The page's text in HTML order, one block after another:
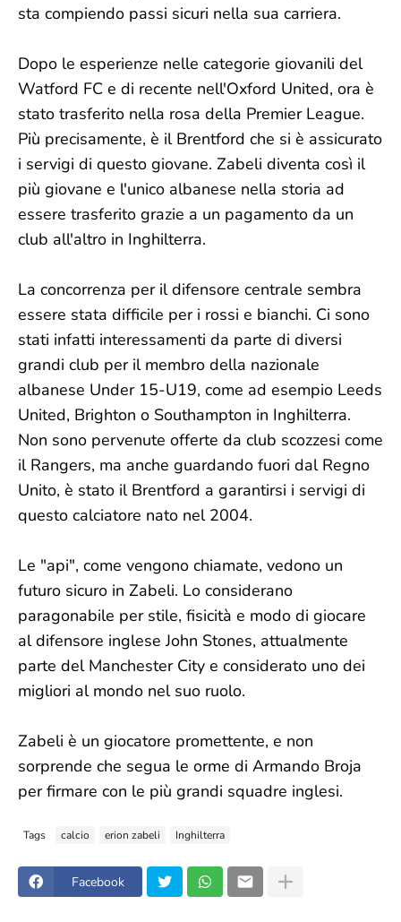
sta compiendo passi sicuri nella sua carriera.
Dopo le esperienze nelle categorie giovanili del
Watford FC e di recente nell'Oxford United, ora è
stato trasferito nella rosa della Premier League.
Più precisamente, è il Brentford che si è assicurato
i servigi di questo giovane. Zabeli diventa così il
più giovane e l'unico albanese nella storia ad
essere trasferito grazie a un pagamento da un
club all'altro in Inghilterra.
La concorrenza per il difensore centrale sembra
essere stata difficile per i rossi e bianchi. Ci sono
stati infatti interessamenti da parte di diversi
grandi club per il membro della nazionale
albanese Under 15-U19, come ad esempio Leeds
United, Brighton o Southampton in Inghilterra.
Non sono pervenute offerte da club scozzesi come
il Rangers, ma anche guardando fuori dal Regno
Unito, è stato il Brentford a garantirsi i servigi di
questo calciatore nato nel 2004.
Le "api", come vengono chiamate, vedono un
futuro sicuro in Zabeli. Lo considerano
paragonabile per stile, fisicità e modo di giocare
al difensore inglese John Stones, attualmente
parte del Manchester City e considerato uno dei
migliori al mondo nel suo ruolo.
Zabeli è un giocatore promettente, e non
sorprende che segua le orme di Armando Broja
per firmare con le più grandi squadre inglesi.
Tags calcio erion zabeli Inghilterra
Facebook